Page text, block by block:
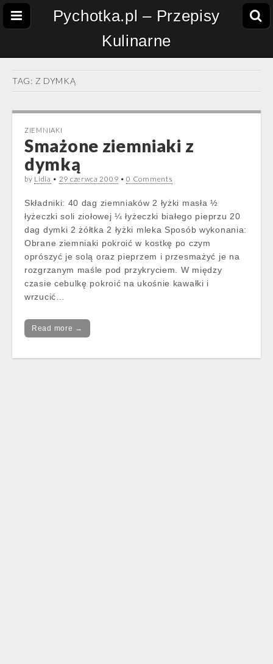
Pychotka.pl – Przepisy
Kulinarne
TAG: Z DYMKĄ
ZIEMNIAKI
Smażone ziemniaki z
dymką
by Lidia • 29 czerwca 2009 •0 Comments
Składniki: 40 dag ziemniaków 2 łyżki masła ½
łyżeczki soli ziołowej ¼ łyżeczki białego pieprzu 20
dag dymki 2 żółtka 2 łyżki mleka Sposób wykonania:
Obrane ziemniaki pokroić w kostkę po czym
oprószyć je solą oraz pieprzem i przesmażyć je na
rozgrzanym maśle pod przykryciem. W między
czasie cebulkę pokroić na ukośnie kawałki i
wrzucić…
Read more →